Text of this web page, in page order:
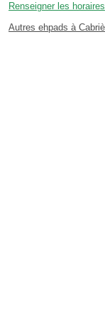
Renseigner les horaires
Autres ehpads à